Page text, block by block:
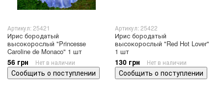
Артикул: 25421
Ирис бородатый
высокорослый "Princesse
Caroline de Monaco" 1 шт
56 грн Нет в наличии
Сообщить о поступлении
Артикул: 25422
Ирис бородатый
высокорослый "Red Hot Lover"
1 шт
130 грн Нет в наличии
Сообщить о поступлении